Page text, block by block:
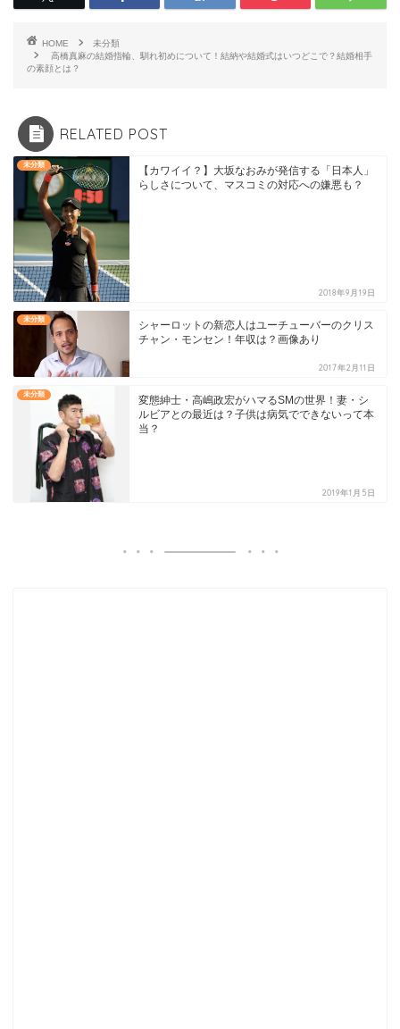
HOME
未分類
高橋真麻の結婚指輪、馴れ初めについて！結納や結婚式はいつどこで？結婚相手
の素顔とは？
RELATED POST
未分類
【カワイイ？】大坂なおみが発信する「日本人」
らしさについて、マスコミの対応への嫌悪も？
2018年9月19日
未分類
シャーロットの新恋人はユーチューバーのクリス
チャン・モンセン！年収は？画像あり
2017年2月11日
未分類
変態紳士・高嶋政宏がハマるSMの世界！妻・シ
ルビアとの最近は？子供は病気でできないって本
当？
2019年1月5日